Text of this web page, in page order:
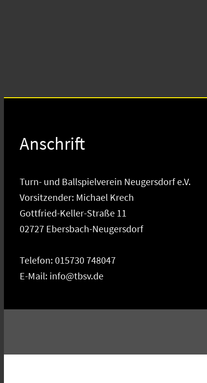
Anschrift
Turn- und Ballspielverein Neugersdorf e.V.
Vorsitzender: Michael Krech
Gottfried-Keller-Straße 11
02727 Ebersbach-Neugersdorf
Telefon: 015730 748047
E-Mail: info@tbsv.de